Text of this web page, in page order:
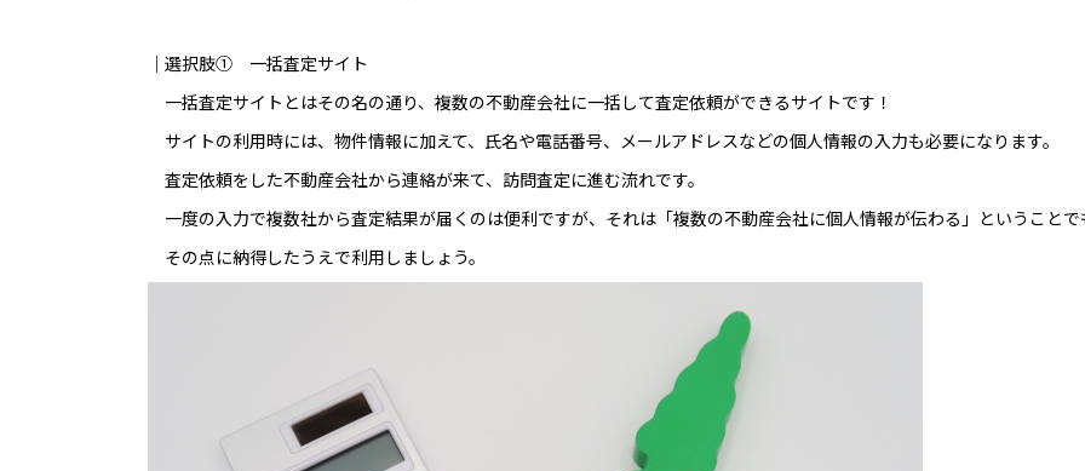
｜選択肢① 一括査定サイト
一括査定サイトとはその名の通り、複数の不動産会社に一括して査定依頼ができるサイトです！
サイトの利用時には、物件情報に加えて、氏名や電話番号、メールアドレスなどの個人情報の入力も必要になります。
査定依頼をした不動産会社から連絡が来て、訪問査定に進む流れです。
一度の入力で複数社から査定結果が届くのは便利ですが、それは「複数の不動産会社に個人情報が伝わる」ということで
その点に納得したうえで利用しましょう。